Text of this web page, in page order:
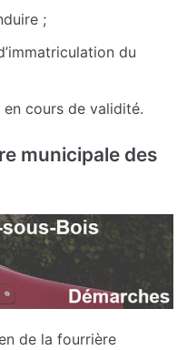
;
du
en cours de validité.
municipale des
de la fourrière